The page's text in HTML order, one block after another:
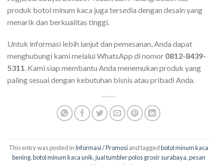
produk botol minum kaca juga tersedia dengan desain yang
menarik dan berkualitas tinggi.
Untuk informasi lebih lanjut dan pemesanan, Anda dapat
menghubungi kami melalui WhatsApp di nomor 0812-8439-
5311. Kami siap membantu Anda menemukan produk yang
paling sesuai dengan kebutuhan bisnis atau pribadi Anda.
This entry was posted in Informasi / Promosiand taggedbotol minum kaca
bening,botol minum kaca unik,jual tumbler polos grosir surabaya,pesan